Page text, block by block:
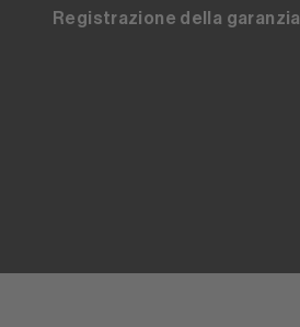
Registrazione della garanzia